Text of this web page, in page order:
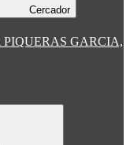
Cercador